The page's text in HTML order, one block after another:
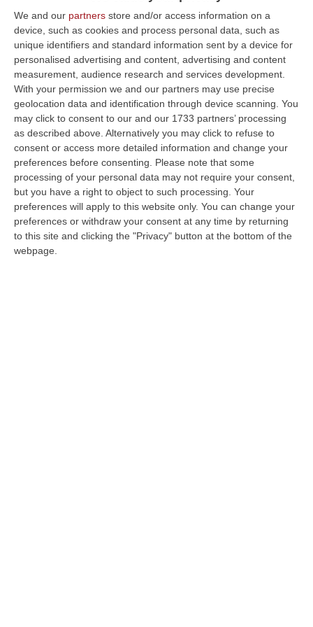
We and our partners store and/or access information on a
device, such as cookies and process personal data, such as
unique identifiers and standard information sent by a device for
personalised advertising and content, advertising and content
measurement, audience research and services development.
With your permission we and our partners may use precise
geolocation data and identification through device scanning. You
may click to consent to our and our 1733 partners’ processing
as described above. Alternatively you may click to refuse to
consent or access more detailed information and change your
preferences before consenting.
Please note that some
processing of your personal data may not require your consent,
but you have a right to object to such processing. Your
preferences will apply to this website only. You can change your
preferences or withdraw your consent at any time by returning
to this site and clicking the "Privacy" button at the bottom of the
webpage.
patrimonio per i figli: «il programma
criminoso» dei Piromalli a Gioia Tauro
L’acquisizione di immobili con il meccanismo
delle intestazioni fittizie. Il modus operandi:
una volta incamerato il denaro «glieli deve
tornare perc…
Pubblicato il: 06/10/25 – 6:47